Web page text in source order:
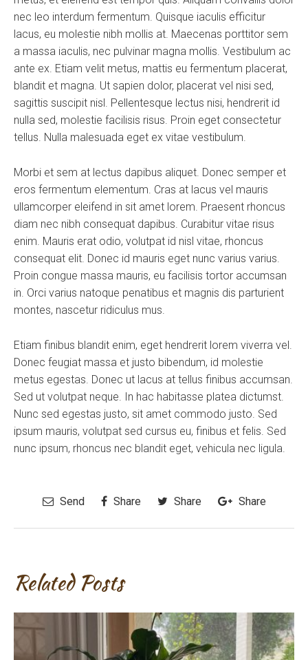
nec leo interdum fermentum. Quisque iaculis efficitur
lacus, eu molestie nibh mollis at. Maecenas porttitor sem
a massa iaculis, nec pulvinar magna mollis. Vestibulum ac
ante ex. Etiam velit metus, mattis eu fermentum placerat,
blandit et magna. Ut sapien dolor, placerat vel nisi sed,
sagittis suscipit nisl. Pellentesque lectus nisi, hendrerit id
nulla sed, molestie facilisis risus. Proin eget consectetur
tellus. Nulla malesuada eget ex vitae vestibulum.
Morbi et sem at lectus dapibus aliquet. Donec semper et
eros fermentum elementum. Cras at lacus vel mauris
ullamcorper eleifend in sit amet lorem. Praesent rhoncus
diam nec nibh consequat dapibus. Curabitur vitae risus
enim. Mauris erat odio, volutpat id nisl vitae, rhoncus
consequat elit. Donec id mauris eget nunc varius varius.
Proin congue massa mauris, eu facilisis tortor accumsan
in. Orci varius natoque penatibus et magnis dis parturient
montes, nascetur ridiculus mus.
Etiam finibus blandit enim, eget hendrerit lorem viverra vel.
Donec feugiat massa et justo bibendum, id molestie
metus egestas. Donec ut lacus at tellus finibus accumsan.
Sed ut volutpat neque. In hac habitasse platea dictumst.
Nunc sed egestas justo, sit amet commodo justo. Sed
ipsum mauris, volutpat sed cursus eu, finibus et felis. Sed
nunc ipsum, rhoncus nec blandit eget, vehicula nec ligula.
Send Share Share Share
Related Posts